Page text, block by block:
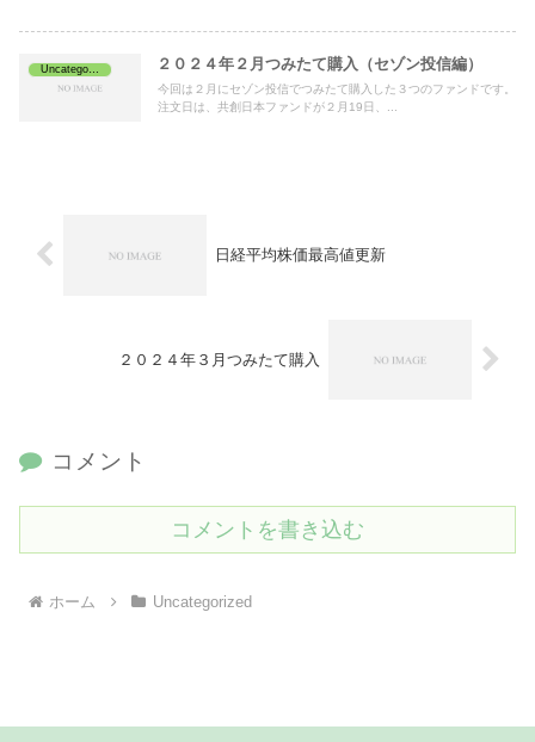
２０２４年２月つみたて購入（セゾン投信編）
今回は２月にセゾン投信でつみたて購入した３つのファンドです。
注文日は、共創日本ファンドが２月19日、...
日経平均株価最高値更新
２０２４年３月つみたて購入
コメント
コメントを書き込む
ホーム Uncategorized